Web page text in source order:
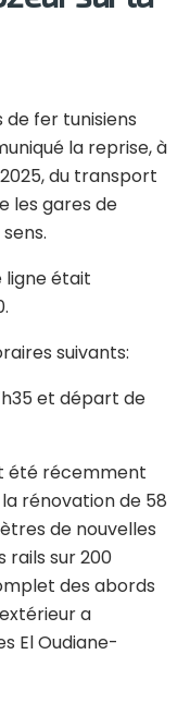
de fer tunisiens
la reprise, à
du transport
les gares de
ligne était
suivants:
et départ de
été récemment
rénovation de 58
de nouvelles
rails sur 200
des abords
a
El Oudiane-